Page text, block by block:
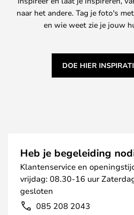
naar het andere. Tag je foto's
en wie weet zie je jouw
DOE HIER
Heb je begeleiding
Klantenservice en
vrijdag: 08.30-16 uur
gesloten
085 208 2043